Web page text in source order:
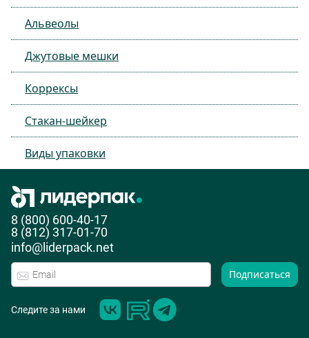
Альвеолы
Джутовые мешки
Коррексы
Стакан-шейкер
Виды упаковки
8 (800) 600-40-17
8 (812) 317-01-70
info@liderpack.net
Подписаться
Следите за нами